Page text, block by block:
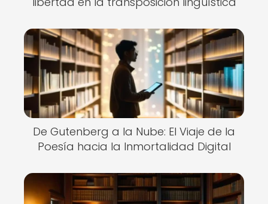
De Gutenberg a la Nube: El Viaje de la
Poesía hacia la Inmortalidad Digital